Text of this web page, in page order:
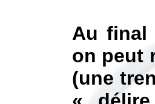
Au final
on peut
(une